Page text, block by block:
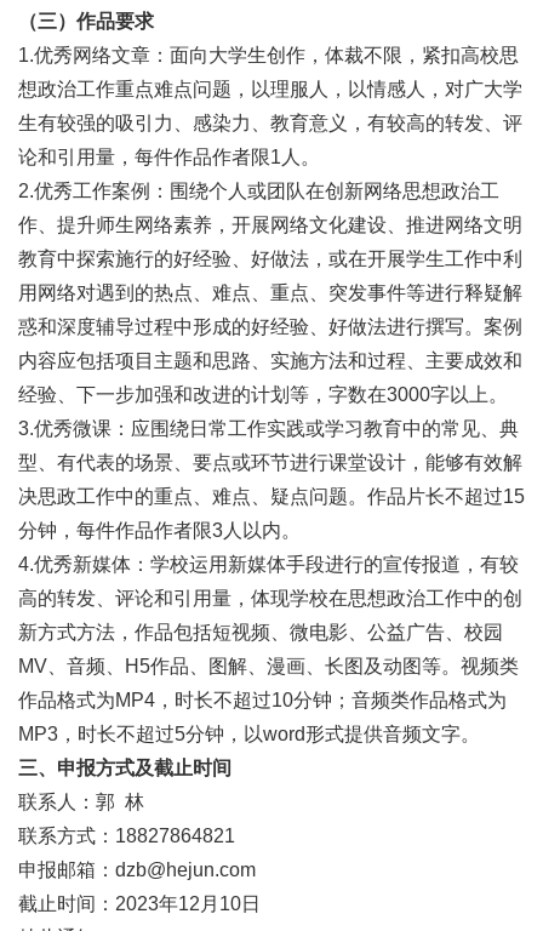
（三）作品要求
1.优秀网络文章：面向大学生创作，体裁不限，紧扣高校思
想政治工作重点难点问题，以理服人，以情感人，对广大学
生有较强的吸引力、感染力、教育意义，有较高的转发、评
论和引用量，每件作品作者限1人。
2.优秀工作案例：围绕个人或团队在创新网络思想政治工
作、提升师生网络素养，开展网络文化建设、推进网络文明
教育中探索施行的好经验、好做法，或在开展学生工作中利
用网络对遇到的热点、难点、重点、突发事件等进行释疑解
惑和深度辅导过程中形成的好经验、好做法进行撰写。案例
内容应包括项目主题和思路、实施方法和过程、主要成效和
经验、下一步加强和改进的计划等，字数在3000字以上。
3.优秀微课：应围绕日常工作实践或学习教育中的常见、典
型、有代表的场景、要点或环节进行课堂设计，能够有效解
决思政工作中的重点、难点、疑点问题。作品片长不超过15
分钟，每件作品作者限3人以内。
4.优秀新媒体：学校运用新媒体手段进行的宣传报道，有较
高的转发、评论和引用量，体现学校在思想政治工作中的创
新方式方法，作品包括短视频、微电影、公益广告、校园
MV、音频、H5作品、图解、漫画、长图及动图等。视频类
作品格式为MP4，时长不超过10分钟；音频类作品格式为
MP3，时长不超过5分钟，以word形式提供音频文字。
三、申报方式及截止时间
联系人：郭 林
联系方式：18827864821
申报邮箱：dzb@hejun.com
截止时间：2023年12月10日